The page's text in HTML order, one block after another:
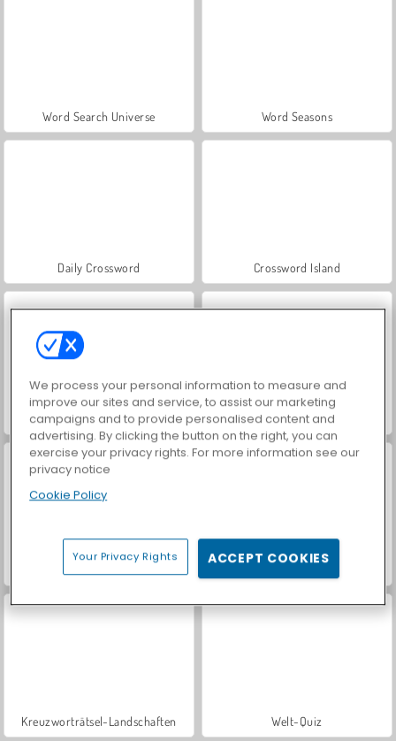
Word Search Universe Word Seasons
Daily Crossword Crossword Island
Entspanntes Kreuzworträtsel Wörterschlacht
Kreuzworträtsel-Landschaften Welt-Quiz
We process your personal information to measure and
improve our sites and service, to assist our marketing
campaigns and to provide personalised content and
advertising. By clicking the button on the right, you can
exercise your privacy rights. For more information see our
privacy notice
Cookie Policy
Your Privacy Rights ACCEPT COOKIES